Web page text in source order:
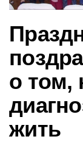
о том,
жить